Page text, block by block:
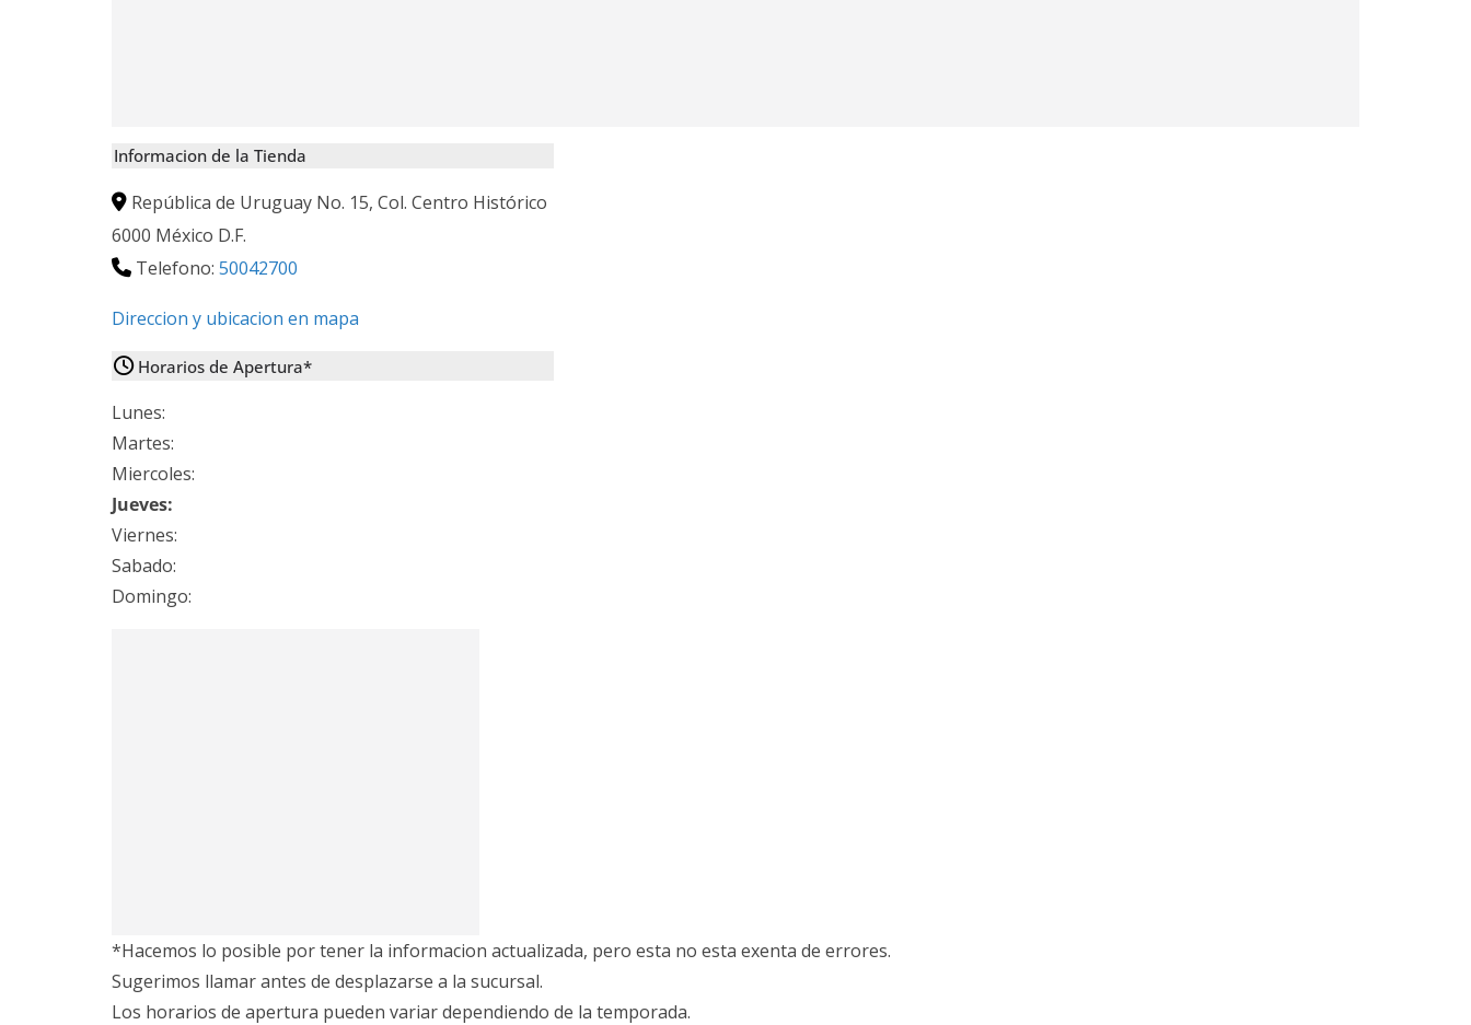
Informacion de la Tienda
República de Uruguay No. 15, Col. Centro Histórico
6000 México D.F.
Telefono: 50042700
Direccion y ubicacion en mapa
Horarios de Apertura*
Lunes:
Martes:
Miercoles:
Jueves:
Viernes:
Sabado:
Domingo:
*Hacemos lo posible por tener la informacion actualizada, pero esta no esta exenta de errores.
Sugerimos llamar antes de desplazarse a la sucursal.
Los horarios de apertura pueden variar dependiendo de la temporada.